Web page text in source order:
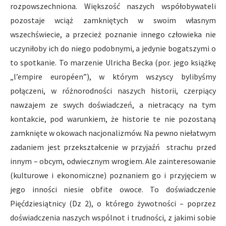
rozpowszechniona. Większość naszych współobywateli
pozostaje wciąż zamkniętych w swoim własnym
wszechświecie, a przecież poznanie innego człowieka nie
uczyniłoby ich do niego podobnymi, a jedynie bogatszymi o
to spotkanie. To marzenie Ulricha Becka (por. jego książkę
„l’empire européen”), w którym wszyscy bylibyśmy
połączeni, w różnorodności naszych historii, czerpiący
nawzajem ze swych doświadczeń, a nietracący na tym
kontakcie, pod warunkiem, że historie te nie pozostaną
zamknięte w okowach nacjonalizmów. Na pewno niełatwym
zadaniem jest przekształcenie w przyjaźń strachu przed
innym – obcym, odwiecznym wrogiem. Ale zainteresowanie
(kulturowe i ekonomiczne) poznaniem go i przyjęciem w
jego inności niesie obfite owoce. To doświadczenie
Pięćdziesiątnicy (Dz 2), o którego żywotności – poprzez
doświadczenia naszych wspólnot i trudności, z jakimi sobie